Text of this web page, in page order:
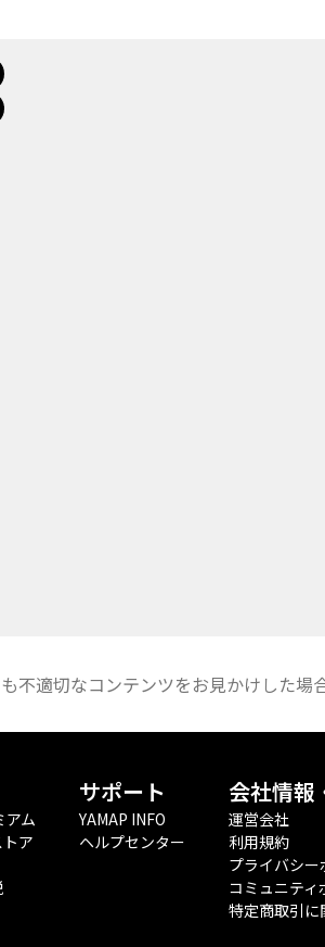
不適切なコンテンツをお見かけした場
アム
ア
サポート
YAMAP INFO
ヘルプセンター
会社情報
運営会社
利用規約
プライバシー
コミュニティ
特定商取引に